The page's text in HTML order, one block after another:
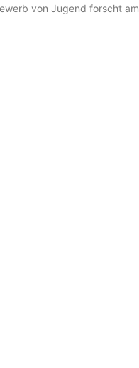
von Jugend forscht am